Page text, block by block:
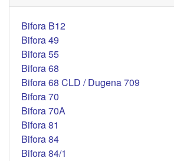
Bifora B12
Bifora 49
Bifora 55
Bifora 68
Bifora 68 CLD / Dugena 709
Bifora 70
Bifora 70A
Bifora 81
Bifora 84
Bifora 84/1